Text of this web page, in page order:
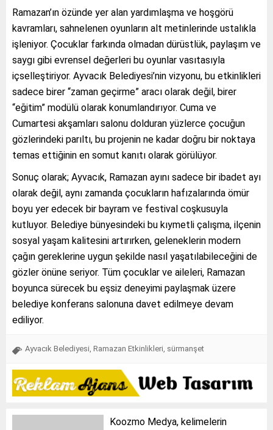
Ramazan’ın özünde yer alan yardımlaşma ve hoşgörü
kavramları, sahnelenen oyunların alt metinlerinde ustalıkla
işleniyor. Çocuklar farkında olmadan dürüstlük, paylaşım ve
saygı gibi evrensel değerleri bu oyunlar vasıtasıyla
içselleştiriyor. Ayvacık Belediyesi’nin vizyonu, bu etkinlikleri
sadece birer “zaman geçirme” aracı olarak değil, birer
“eğitim” modülü olarak konumlandırıyor. Cuma ve
Cumartesi akşamları salonu dolduran yüzlerce çocuğun
gözlerindeki parıltı, bu projenin ne kadar doğru bir noktaya
temas ettiğinin en somut kanıtı olarak görülüyor.
Sonuç olarak; Ayvacık, Ramazan ayını sadece bir ibadet ayı
olarak değil, aynı zamanda çocukların hafızalarında ömür
boyu yer edecek bir bayram ve festival coşkusuyla
kutluyor. Belediye bünyesindeki bu kıymetli çalışma, ilçenin
sosyal yaşam kalitesini artırırken, geleneklerin modern
çağın gereklerine uygun şekilde nasıl yaşatılabileceğini de
gözler önüne seriyor. Tüm çocuklar ve aileleri, Ramazan
boyunca sürecek bu eşsiz deneyimi paylaşmak üzere
belediye konferans salonuna davet edilmeye devam
ediliyor.
Ayvacık Belediyesi Ramazan Etkinlikleri sürmanşet
Koozmo Medya, kelimelerin